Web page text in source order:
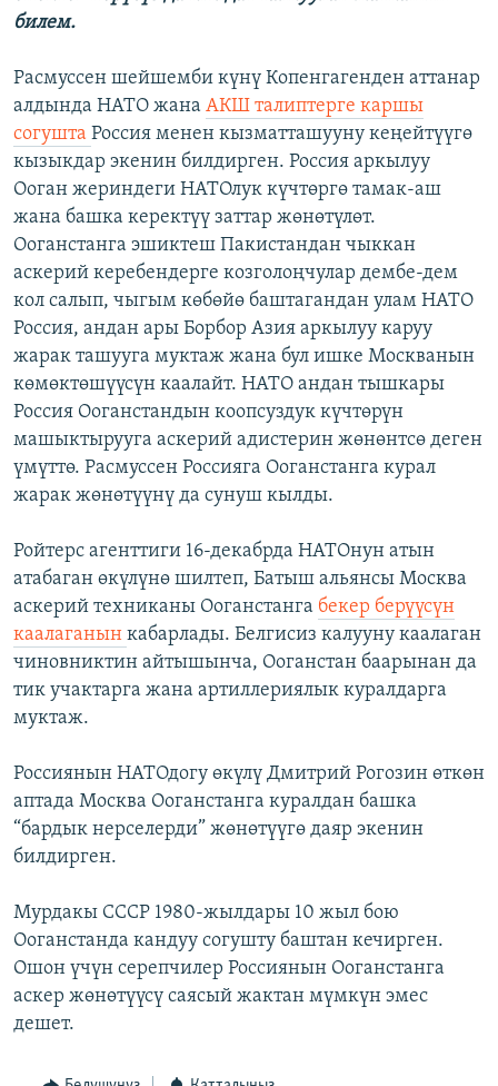
билем.
Расмуссен шейшемби күнү Копенгагенден аттанар
алдында НАТО жана АКШ талиптерге каршы
согушта Россия менен кызматташууну кеңейтүүгө
кызыкдар экенин билдирген. Россия аркылуу
Ооган жериндеги НАТОлук күчтөргө тамак-аш
жана башка керектүү заттар жөнөтүлөт.
Ооганстанга эшиктеш Пакистандан чыккан
аскерий керебендерге козголоңчулар дембе-дем
кол салып, чыгым көбөйө баштагандан улам НАТО
Россия, андан ары Борбор Азия аркылуу каруу
жарак ташууга муктаж жана бул ишке Москванын
көмөктөшүүсүн каалайт. НАТО андан тышкары
Россия Ооганстандын коопсуздук күчтөрүн
машыктырууга аскерий адистерин жөнөнтсө деген
үмүттө. Расмуссен Россияга Ооганстанга курал
жарак жөнөтүүнү да сунуш кылды.
Ройтерс агенттиги 16-декабрда НАТОнун атын
атабаган өкүлүнө шилтеп, Батыш альянсы Москва
аскерий техниканы Ооганстанга бекер берүүсүн
каалаганын кабарлады. Белгисиз калууну каалаган
чиновниктин айтышынча, Ооганстан баарынан да
тик учактарга жана артиллериялык куралдарга
муктаж.
Россиянын НАТОдогу өкүлү Дмитрий Рогозин өткөн
аптада Москва Ооганстанга куралдан башка
“бардык нерселерди” жөнөтүүгө даяр экенин
билдирген.
Мурдакы СССР 1980-жылдары 10 жыл бою
Ооганстанда кандуу согушту баштан кечирген.
Ошон үчүн серепчилер Россиянын Ооганстанга
аскер жөнөтүүсү саясый жактан мүмкүн эмес
дешет.